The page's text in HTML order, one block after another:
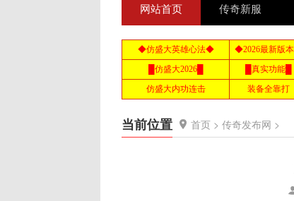
网站首页 传奇新服
当前位置 首页 > 传奇发布网 >